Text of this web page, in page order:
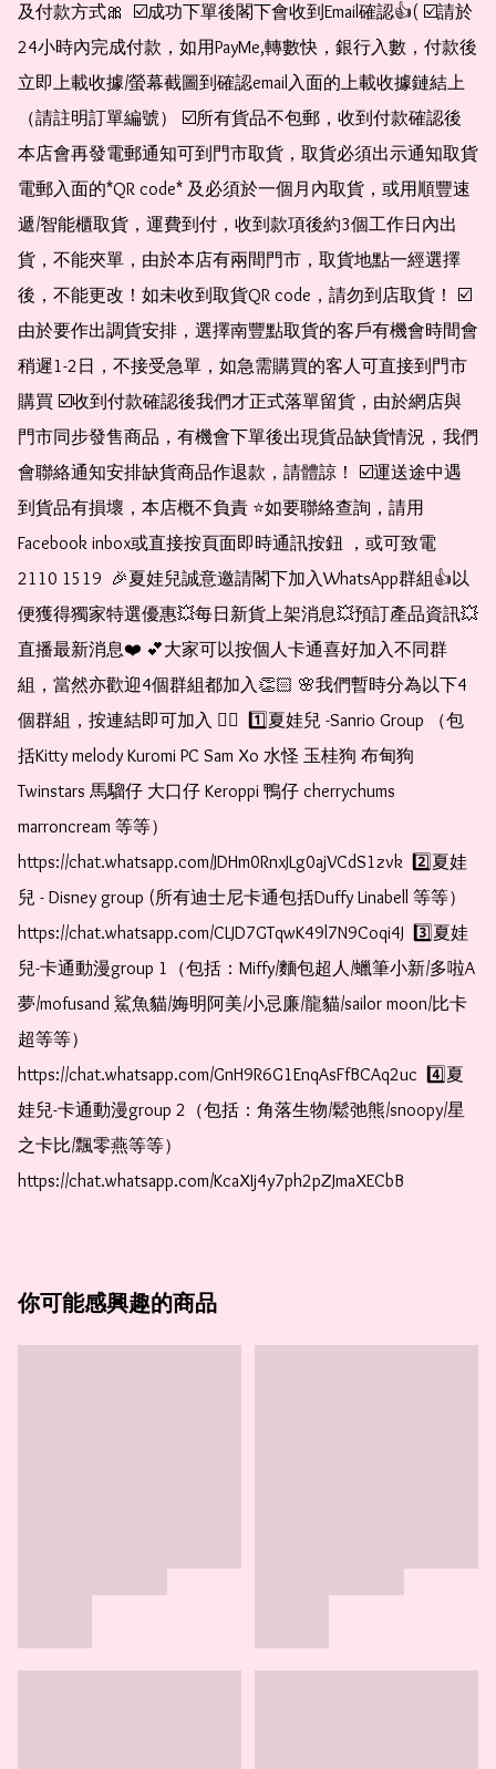
及付款方式🎀  ☑️成功下單後閣下會收到Email確認👍( ☑️請於
24小時內完成付款，如用PayMe,轉數快，銀行入數，付款後
立即上載收據/螢幕截圖到確認email入面的上載收據鏈結上
（請註明訂單編號） ☑️所有貨品不包郵，收到付款確認後
本店會再發電郵通知可到門市取貨，取貨必須出示通知取貨
電郵入面的*QR code* 及必須於一個月內取貨，或用順豐速
遞/智能櫃取貨，運費到付，收到款項後約3個工作日內出
貨，不能夾單，由於本店有兩間門市，取貨地點一經選擇
後，不能更改！如未收到取貨QR code，請勿到店取貨！ ☑️
由於要作出調貨安排，選擇南豐點取貨的客戶有機會時間會
稍遲1-2日，不接受急單，如急需購買的客人可直接到門市
購買 ☑️收到付款確認後我們才正式落單留貨，由於網店與
門市同步發售商品，有機會下單後出現貨品缺貨情況，我們
會聯絡通知安排缺貨商品作退款，請體諒！ ☑️運送途中遇
到貨品有損壞，本店概不負責 ⭐️如要聯絡查詢，請用
Facebook inbox或直接按頁面即時通訊按鈕 ，或可致電
2110 1519  🎉夏娃兒誠意邀請閣下加入WhatsApp群組👍以
便獲得獨家特選優惠💥每日新貨上架消息💥預訂產品資訊💥
直播最新消息❤️ 💕大家可以按個人卡通喜好加入不同群
組，當然亦歡迎4個群組都加入👏🏻 🌸我們暫時分為以下4
個群組，按連結即可加入 👇🏻  1️⃣夏娃兒 -Sanrio Group （包
括Kitty melody Kuromi PC Sam Xo 水怪 玉桂狗 布甸狗
Twinstars 馬騮仔 大口仔 Keroppi 鴨仔 cherrychums
marroncream 等等）
https://chat.whatsapp.com/JDHm0RnxJLg0ajVCdS1zvk  2️⃣夏娃
兒 - Disney group (所有迪士尼卡通包括Duffy Linabell 等等）
https://chat.whatsapp.com/CLJD7GTqwK49l7N9Coqi4J  3️⃣夏娃
兒-卡通動漫group 1（包括：Miffy/麵包超人/蠟筆小新/多啦A
夢/mofusand 鯊魚貓/娒明阿美/小忌廉/龍貓/sailor moon/比卡
超等等）
https://chat.whatsapp.com/GnH9R6G1EnqAsFfBCAq2uc  4️⃣夏
娃兒-卡通動漫group 2（包括：角落生物/鬆弛熊/snoopy/星
之卡比/飄零燕等等）
https://chat.whatsapp.com/KcaXIj4y7ph2pZJmaXECbB
你可能感興趣的商品